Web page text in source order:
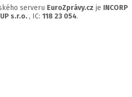
serveru EuroZprávy.cz je INCORP
s.r.o. , IC: 118 23 054.